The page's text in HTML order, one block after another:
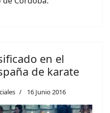
en el
de karate
16 Junio 2016